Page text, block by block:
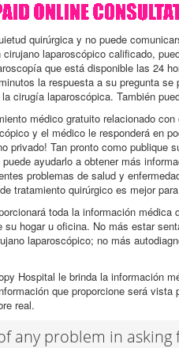
quirúrgica y no puede
cirujano laparoscópico calificado,
que está disponible las 24
la respuesta a su pregunta
cirugía laparoscópica. También
médico gratuito relacionado
y el médico le responderá en
privado! Tan pronto como publique
ayudarlo a obtener más
problemas de salud y
tratamiento quirúrgico es mejor
toda la información
su hogar u oficina. No más estar
laparoscópico; no más
Hospital le brinda la información
que proporcione será
real.
any problem in